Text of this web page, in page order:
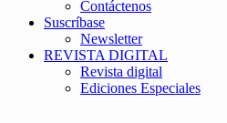
Contáctenos
Suscríbase
Newsletter
REVISTA DIGITAL
Revista digital
Ediciones Especiales